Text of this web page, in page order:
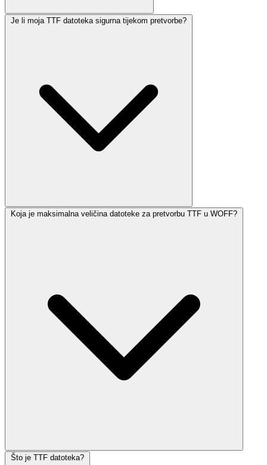
Je li moja TTF datoteka sigurna tijekom pretvorbe?
Koja je maksimalna veličina datoteke za pretvorbu TTF u WOFF?
Što je TTF datoteka?